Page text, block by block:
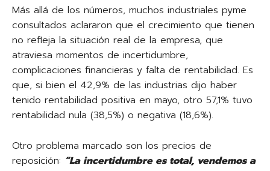
Más allá de los números, muchos industriales pyme
consultados aclararon que el crecimiento que tienen
no refleja la situación real de la empresa, que
atraviesa momentos de incertidumbre,
complicaciones financieras y falta de rentabilidad. Es
que, si bien el 42,9% de las industrias dijo haber
tenido rentabilidad positiva en mayo, otro 57,1% tuvo
rentabilidad nula (38,5%) o negativa (18,6%).
Otro problema marcado son los precios de
reposición: “La incertidumbre es total, vendemos a